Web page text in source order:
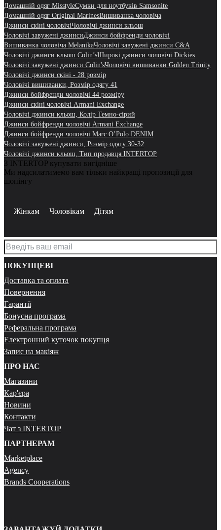
Домашній одяг MisstyleСумки для ноутбуків Samsonite
Домашній одяг Original MarinesВишиванка чоловіча
Джинси скіні чоловічіЧоловічі джинси кльош
Чоловічі завужені джинсиДжинси бойфренди чоловічі
Вишиванка чоловіча MelanikaЧоловічі завужені джинси C&A
Чоловічі джинси кльош Colin’sШирокі джинси чоловічі Dickies
Чоловічі завужені джинси Colin'sЧоловічі вишиванки Golden Trinity
Чоловічі джинси скіні - 28 розмір
Чоловічі вишиванки, Розмір одягу 41
Джинси бойфренди чоловічі 44 розміру
Джинси скіні чоловічі Armani Exchange
Чоловічі джинси кльош, Колір Темно-сірий
Джинси бойфренди чоловічі Armani Exchange
Джинси бойфренди чоловічі Marc O’Polo DENIM
Чоловічі завужені джинси, Розмір одягу 30-32
Чоловічі джинси кльош, Тип продавця INTERTOP
З INTERTOP купувати вигідніше
Ми надсилатимемо вам тільки найкращі пропозиції для
шопінгу
Жінкам Чоловікам Дітям
ПОКУПЦЕВІ
Доставка та оплата
Повернення
Гарантії
Бонусна програма
Реферальна програма
Електронний куточок покупця
Запис на макіяж
ПРО НАС
Магазини
Кар'єра
Новини
Контакти
Чат з INTERTOP
ПАРТНЕРАМ
Marketplace
Agency
Brands Cooperations